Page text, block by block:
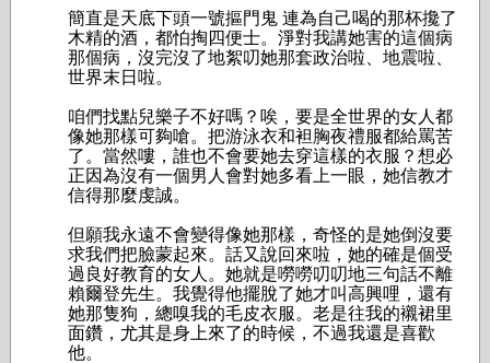
簡直是天底下頭一號摳門鬼 連為自己喝的那杯攙了
木精的酒，都怕掏四便士。淨對我講她害的這個病
那個病，沒完沒了地絮叨她那套政治啦、地震啦、
世界末日啦。
咱們找點兒樂子不好嗎？唉，要是全世界的女人都
像她那樣可夠嗆。把游泳衣和袒胸夜禮服都給罵苦
了。當然嘍，誰也不會要她去穿這樣的衣服？想必
正因為沒有一個男人會對她多看上一眼，她信教才
信得那麼虔誠。
但願我永遠不會變得像她那樣，奇怪的是她倒沒要
求我們把臉蒙起來。話又說回來啦，她的確是個受
過良好教育的女人。她就是嘮嘮叨叨地三句話不離
賴爾登先生。我覺得他擺脫了她才叫高興哩，還有
她那隻狗，總嗅我的毛皮衣服。老是往我的襯裙里
面鑽，尤其是身上來了的時候，不過我還是喜歡
他。